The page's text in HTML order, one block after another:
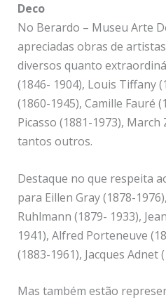
Deco
No Berardo – Museu Arte
apreciadas obras de
diversos quanto
(1846- 1904), Louis Tiffany
(1860-1945), Camille Fauré
Picasso (1881-1973),
tantos outros.
Destaque no que respeita
para Eillen Gray (1878-
Ruhlmann (1879- 1933),
1941), Alfred Porteneuve
(1883-1961), Jacques Adnet
Mas também estão